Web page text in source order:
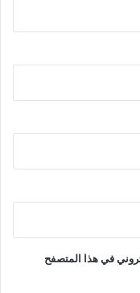
في هذا المتصفح